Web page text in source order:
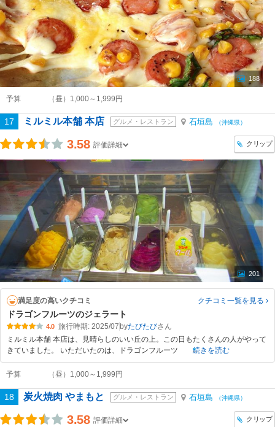
188
予算 （昼）1,000～1,999円
17 ミルミル本舗 本店 グルメ・レストラン 石垣島 （沖縄県）
3.58 評価詳細 クリップ
201
満足度の高いクチコミ クチコミ一覧を見る
ドラゴンフルーツのジェラート
4.0 旅行時期: 2025/07 byたびたび
ミルミル本舗 本店は、見晴らしのいい丘の上。この日もたくさんの人がやって
きていました。 いただいたのは、ドラゴンフルーツ
続きを読む
予算 （昼）1,000～1,999円
18 炭火焼肉 やまもと グルメ・レストラン 石垣島 （沖縄県）
3.58 評価詳細 クリップ